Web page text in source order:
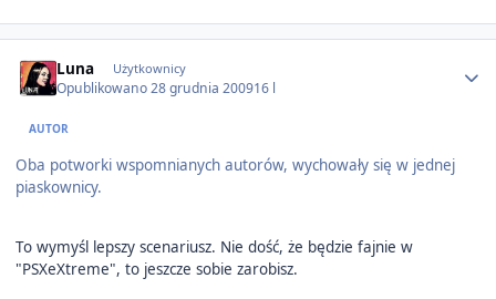
Luna Użytkownicy
Opublikowano28 grudnia 200916 l
AUTOR
Oba potworki wspomnianych autorów, wychowały się w jednej
piaskownicy.
To wymyśl lepszy scenariusz. Nie dość, że będzie fajnie w
"PSXeXtreme", to jeszcze sobie zarobisz.